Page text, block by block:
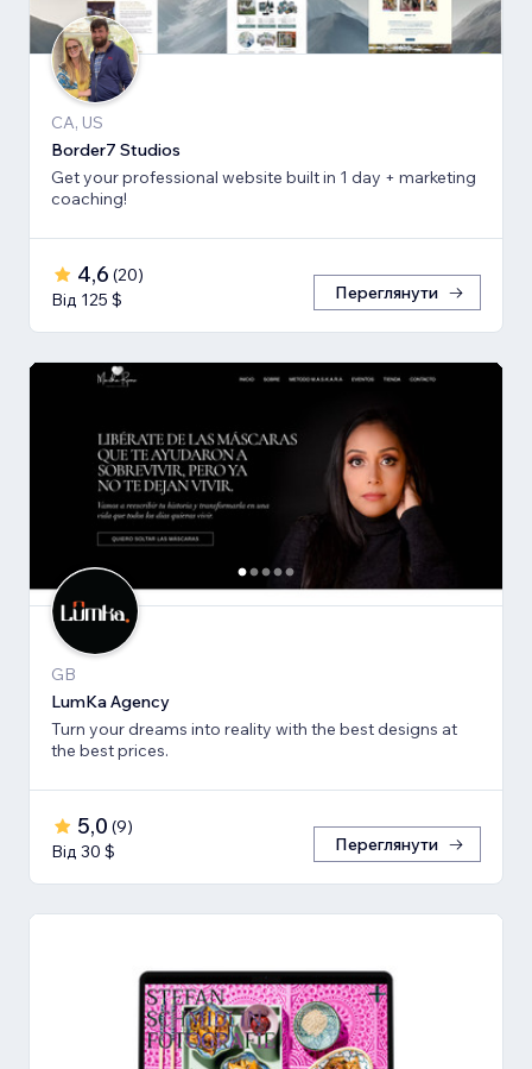
CA, US
Border7 Studios
Get your professional website built in 1 day + marketing
coaching!
4,6 (20)
Від 125 $
Переглянути
GB
LumKa Agency
Turn your dreams into reality with the best designs at
the best prices.
5,0 (9)
Від 30 $
Переглянути